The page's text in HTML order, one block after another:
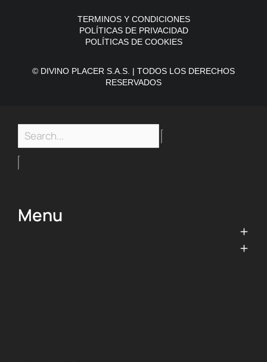
© DIVINO PLACER S.A.S. | TODOS LOS DERECHOS
RESERVADOS
TERMINOS Y CONDICIONES
POLÍTICAS DE PRIVACIDAD
POLÍTICAS DE COOKIES
Menu